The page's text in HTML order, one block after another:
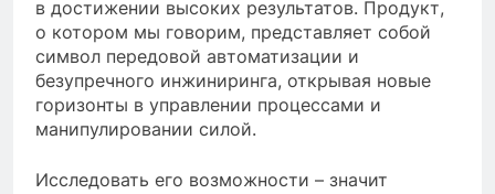
в достижении высоких результатов. Продукт,
о котором мы говорим, представляет собой
символ передовой автоматизации и
безупречного инжиниринга, открывая новые
горизонты в управлении процессами и
манипулировании силой.
Исследовать его возможности – значит